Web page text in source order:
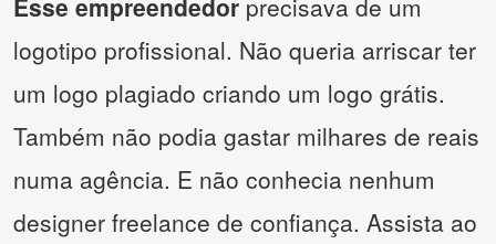
Esse empreendedor precisava de um
logotipo profissional. Não queria arriscar ter
um logo plagiado criando um logo grátis.
Também não podia gastar milhares de reais
numa agência. E não conhecia nenhum
designer freelance de confiança. Assista ao